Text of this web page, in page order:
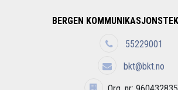
BERGEN
55229001
bkt@bkt.no